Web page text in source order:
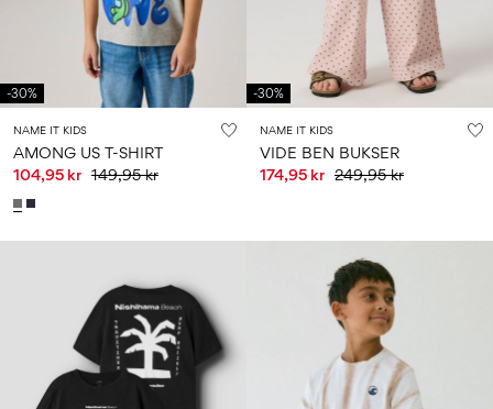
-30%
NAME IT KIDS
AMONG US T-SHIRT
104,95 kr 149,95 kr
-30%
NAME IT KIDS
VIDE BEN BUKSER
174,95 kr 249,95 kr